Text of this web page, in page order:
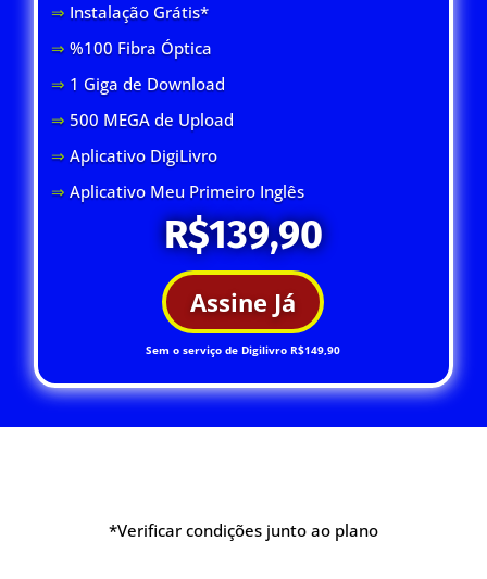
⇒ Instalação Grátis*
⇒ %100 Fibra Óptica
⇒ 1 Giga de Download
⇒ 500 MEGA de Upload
⇒Aplicativo DigiLivro
⇒Aplicativo Meu Primeiro Inglês
R$139,90
Assine Já
Sem o serviço de Digilivro R$149,90
*Verificar condições junto ao plano